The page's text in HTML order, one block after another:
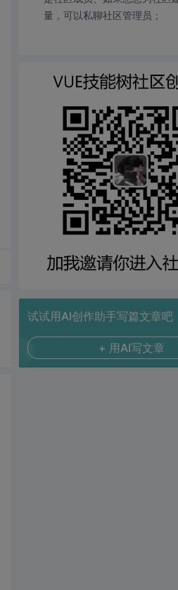
量，可以私聊社区管理员；
试试用AI创作助手写篇文章吧
+ 用AI写文章